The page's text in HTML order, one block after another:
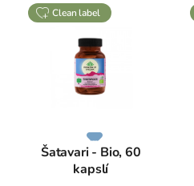
clean label
Šatavari - Bio, 60
kapslí